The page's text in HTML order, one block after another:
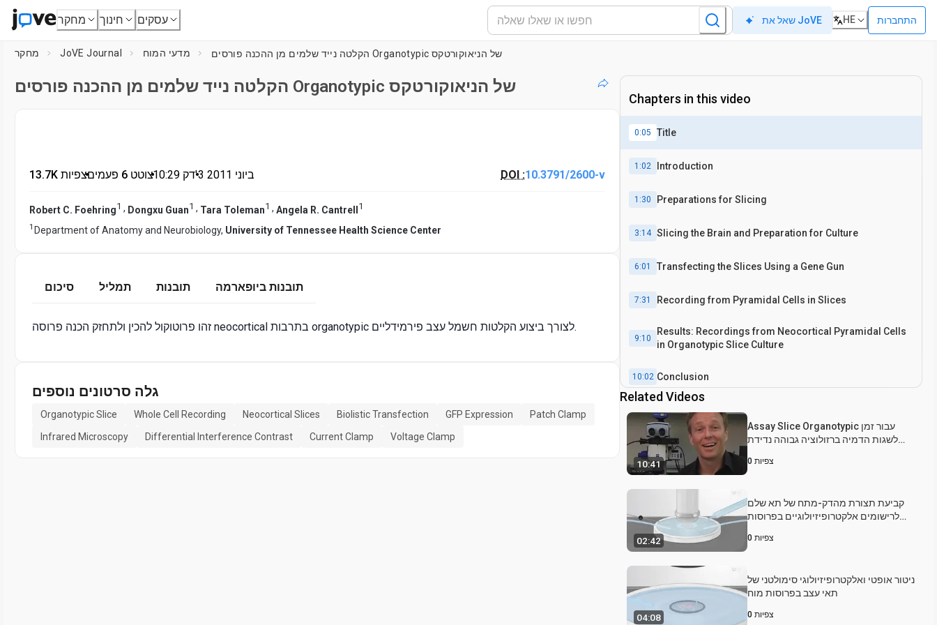
מחקר חינוך עסקים שאל את JoVE HE התחברות
מחקר JoVE Journal מדעי המוח הקלטה נייד שלמים מן ההכנה פורסים Organotypic של הניאוקורטקס
הקלטה נייד שלמים מן ההכנה פורסים Organotypic של הניאוקורטקס
13.7K צפיות• צוטט 6 פעמים•10:29 דק'
• 3 ביוני 2011 DOI :10.3791/2600-v
Robert C. Foehring1 , Dongxu Guan1 , Tara Toleman1 , Angela R. Cantrell 1
1 Department of Anatomy and Neurobiology, University of Tennessee Health Science Center
סיכום תמליל תובנות תובנות ביופארמה
זהו פרוטוקול להכין ולתחזק הכנה פרוסה neocortical בתרבות organotypic לצורך ביצוע הקלטות חשמל עצב פירמידליים.
גלה סרטונים נוספים
Organotypic Slice Whole Cell Recording Neocortical Slices Biolistic Transfection GFP Expression
Patch Clamp
Infrared Microscopy
Differential Interference Contrast Current Clamp Voltage Clamp
Chapters in this video
0:05 Title
1:02 Introduction
1:30 Preparations for Slicing
3:14 Slicing the Brain and Preparation for Culture
6:01 Transfecting the Slices Using a Gene Gun
7:31 Recording from Pyramidal Cells in Slices
9:10
Results: Recordings from Neocortical Pyramidal Cells
in Organotypic Slice Culture
10:02 Conclusion
Related Videos
10:41
Assay Slice Organotypic עבור זמן
לשגות הדמיה ברזולוציה גבוהה נדידת
0 צפיות
02:42
קביעת תצורת מהדק-מתח של תא שלם
לרישומים אלקטרופיזיולוגיים בפרוסות
0 צפיות
04:08
ניטור אופטי ואלקטרופיזיולוגי סימולטני של
תאי עצב בפרוסות מוח
0 צפיות